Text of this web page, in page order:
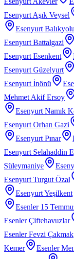
Esenyurt Aşık Veysel
Esenyurt
Esenyurt Battalgazi
Esenyurt Esenkent
Esenyurt Güzelyurt
Esenyurt İnönü
Mehmet Akif Ersoy
Esenyurt Namık
Esenyurt Orhan Gazi
Esenyurt Pınar
Esenyurt Selahaddin
Süleymaniye
Esenyurt Turgut Özal
Esenyurt Yeşilkent
Esenler 15
Esenler Çiftehavuzlar
Esenler Fevzi Çakmak
Kemer
Esenler